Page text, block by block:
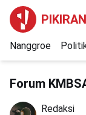
Nanggroe
Forum
Redaksi